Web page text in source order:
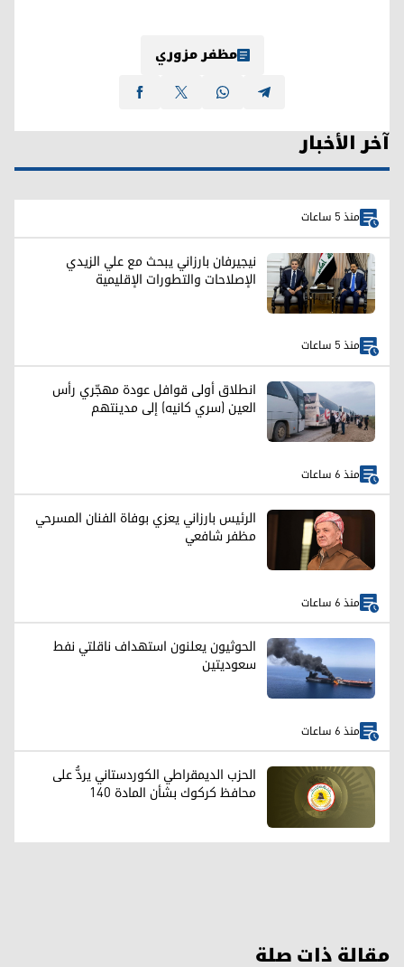
مظفر مزوري
آخر الأخبار
منذ 5 ساعات
نيجيرفان بارزاني يبحث مع علي الزيدي
الإصلاحات والتطورات الإقليمية
منذ 5 ساعات
انطلاق أولى قوافل عودة مهجّري رأس
العين (سري كانيه) إلى مدينتهم
منذ 6 ساعات
الرئيس بارزاني يعزي بوفاة الفنان المسرحي
مظفر شافعي
منذ 6 ساعات
الحوثيون يعلنون استهداف ناقلتي نفط
سعوديتين
منذ 6 ساعات
الحزب الديمقراطي الكوردستاني يردُّ على
محافظ كركوك بشأن المادة 140
مقالة ذات صلة